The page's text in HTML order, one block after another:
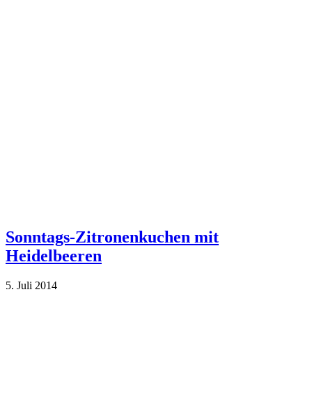
Sonntags-Zitronenkuchen mit
Heidelbeeren
5. Juli 2014